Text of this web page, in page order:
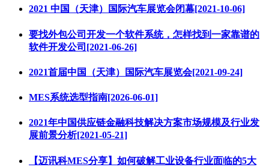
2021 中国（天津）国际汽车展览会闭幕[2021-10-06]
要找外包公司开发一个软件系统，怎样找到一家靠谱的
软件开发公司[2021-06-26]
2021首届中国（天津）国际汽车展览会[2021-09-24]
MES系统选型指南[2026-06-01]
2021年中国供应链金融科技解决方案市场规模及行业发
展前景分析[2021-05-21]
【迈讯科MES分享】如何破解工业设备行业面临的5大